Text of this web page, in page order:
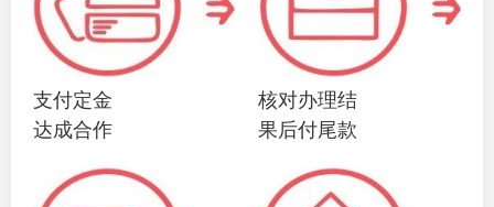
支付定金
达成合作
核对办理结
果后付尾款